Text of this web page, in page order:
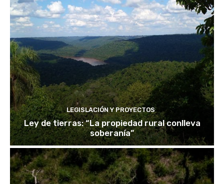
LEGISLACIÓN Y PROYECTOS
Ley de tierras: “La propiedad rural conlleva
soberanía”